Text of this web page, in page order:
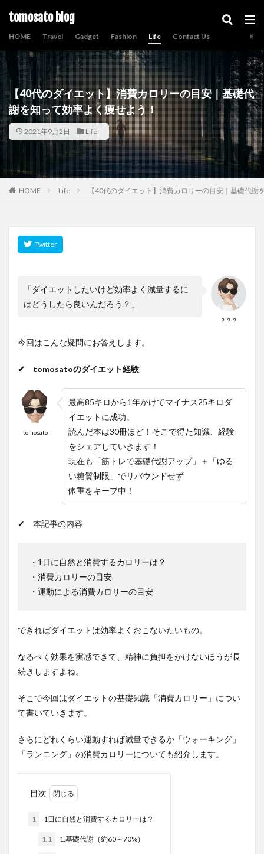
tomosato blog
HOME Travel Gadget Fashion Life Contact Us
【40代のダイエット】消費カロリーの目安｜基礎代
謝を知って効率よく痩せよう！
2021年9月2日 Life
HOME Life 【40代のダイエット】消費カロリーの目安｜基礎代謝
？？？
「ダイエットしたいけど効率よく減量するに
はどうしたら良いんだろう？」
今回はこんな疑問にお答えします。
✔ tomosatoのダイエット経験
tomosato
最高85キロから1年かけてマイナス25キロダ
イエットに成功。
読んだ本は30冊ほど！そこで得た知識、経験
をシェアしていきます！
現在も「筋トレで基礎代謝アップ」＋「ゆる
い糖質制限」でリバウンドせず
体重をキープ中！
✔ 本記事の内容
・1日に自然と消費するカロリーは？
・消費カロリーの目安
・運動による消費カロリーの目安
できればダイエットは効率よくおこないたいもの。
なるべく効果を実感できて、精神に負担をかけないほうが長
続きしますよね。
そこで今回はダイエットの基礎知識「消費カロリー」につい
て書いていきます。
さらにどれくらい運動すれば減量できるか「ウォーキング」
「ランニング」の消費カロリーについても紹介します。
目次
1 1日に自然と消費するカロリーは？
1.1 1.基礎代謝（約60～70%）